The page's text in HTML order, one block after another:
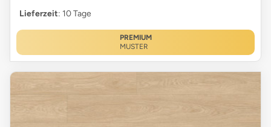
Lieferzeit: 10 Tage
PREMIUM
MUSTER